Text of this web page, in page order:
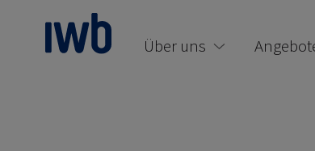
zum Main Content
Über uns